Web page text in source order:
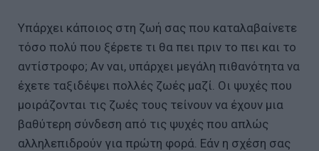
Υπάρχει κάποιος στη ζωή σας που καταλαβαίνετε
τόσο πολύ που ξέρετε τι θα πει πριν το πει και το
αντίστροφο; Αν ναι, υπάρχει μεγάλη πιθανότητα να
έχετε ταξιδέψει πολλές ζωές μαζί. Οι ψυχές που
μοιράζονται τις ζωές τους τείνουν να έχουν μια
βαθύτερη σύνδεση από τις ψυχές που απλώς
αλληλεπιδρούν για πρώτη φορά. Εάν η σχέση σας